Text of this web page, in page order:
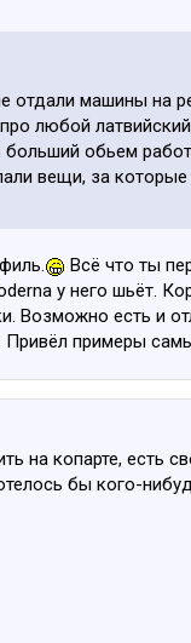
отдали машины на
любой латвийский
обьем
вещи, за
Всё что ты
у него шьёт.
Возможно есть и
Привёл примеры
на копарте, есть
бы кого-